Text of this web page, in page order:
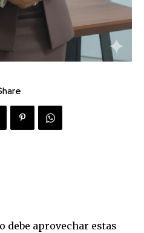
debe aprovechar estas